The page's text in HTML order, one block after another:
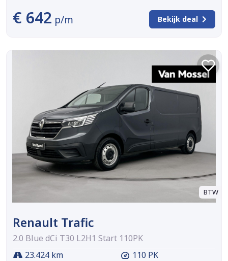
€ 642 p/m Bekijk deal
BTW
Renault Trafic
2.0 Blue dCi T30 L2H1 Start 110PK
23.424 km
110 PK